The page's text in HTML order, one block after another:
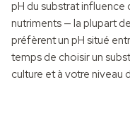
pH du substrat
nutriments — la plupart
préfèrent un pH situé
temps de choisir un
culture et à votre niveau